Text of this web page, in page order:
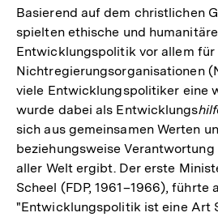
Basierend auf dem christlichen
spielten ethische und
Entwicklungspolitik vor allem für
Nichtregierungsorganisationen
viele Entwicklungspolitiker eine
wurde dabei als Entwicklungs
sich aus gemeinsamen Werten
beziehungsweise
aller Welt ergibt. Der erste
Scheel (FDP, 1961–1966), führte
"Entwicklungspolitik ist eine Art